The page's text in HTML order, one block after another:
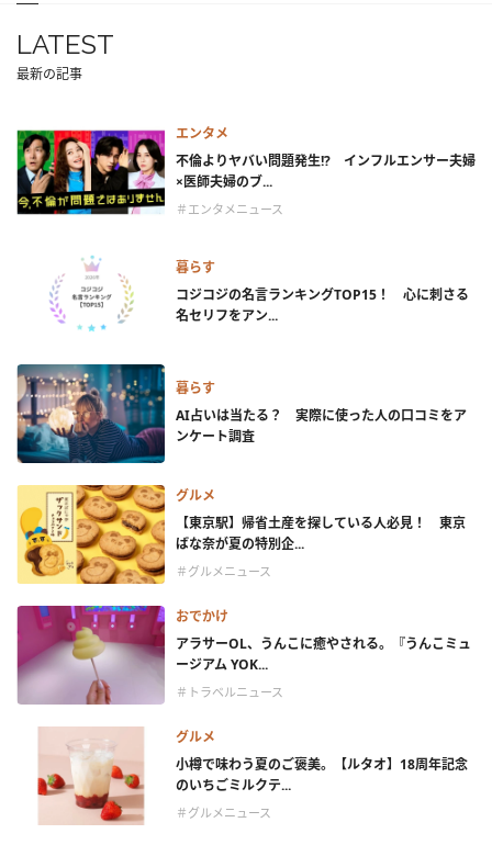
LATEST
最新の記事
エンタメ
不倫よりヤバい問題発生!? インフルエンサー夫婦
×医師夫婦のブ...
＃エンタメニュース
暮らす
コジコジの名言ランキングTOP15！ 心に刺さる
名セリフをアン...
暮らす
AI占いは当たる？ 実際に使った人の口コミをア
ンケート調査
グルメ
【東京駅】帰省土産を探している人必見！ 東京
ばな奈が夏の特別企...
＃グルメニュース
おでかけ
アラサーOL、うんこに癒やされる。『うんこミュ
ージアム YOK...
＃トラベルニュース
グルメ
小樽で味わう夏のご褒美。【ルタオ】18周年記念
のいちごミルクテ...
＃グルメニュース